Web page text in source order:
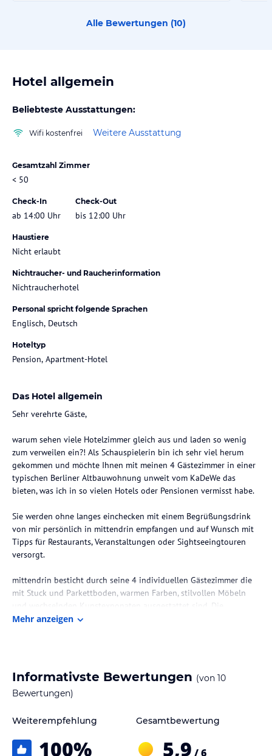
Alle Bewertungen (10)
Hotel allgemein
Beliebteste Ausstattungen:
Wifi kostenfrei Weitere Ausstattung
Gesamtzahl Zimmer
< 50
Check-In
ab 14:00 Uhr
Check-Out
bis 12:00 Uhr
Haustiere
Nicht erlaubt
Nichtraucher- und Raucherinformation
Nichtraucherhotel
Personal spricht folgende Sprachen
Englisch, Deutsch
Hoteltyp
Pension, Apartment-Hotel
Das Hotel allgemein
Sehr verehrte Gäste,
warum sehen viele Hotelzimmer gleich aus und laden so wenig
zum verweilen ein?! Als Schauspielerin bin ich sehr viel herum
gekommen und möchte Ihnen mit meinen 4 Gästezimmer in einer
typischen Berliner Altbauwohnung unweit vom KaDeWe das
bieten, was ich in so vielen Hotels oder Pensionen vermisst habe.
Sie werden ohne langes einchecken mit einem Begrüßungsdrink
von mir persönlich in mittendrin empfangen und auf Wunsch mit
Tipps für Restaurants, Veranstaltungen oder Sightseeingtouren
versorgt.
mittendrin besticht durch seine 4 individuellen Gästezimmer die
mit Stuck und Parkettboden, warmen Farben, stilvollen Möbeln
und wechselnden Kunstexponaten ausgestattet sind. Die
Kunstexponate der Künstlerin Petra Pawlofsky verleihen den
zum entspannen und wohlfühlen ein. Hochwertige Matratzen,
frische Blumen, ausgesuchte CDs, Kerzen und interessante
Bildbände tun ihr übriges dazu, nach einem anstrengenden
zu genießen.
gedeckter Frühstückstisch an dem Sie mit frischen Produkten
Mehr anzeigen
Informativste Bewertungen (von 10
Bewertungen)
Weiterempfehlung
100%
Gesamtbewertung
5,9 / 6